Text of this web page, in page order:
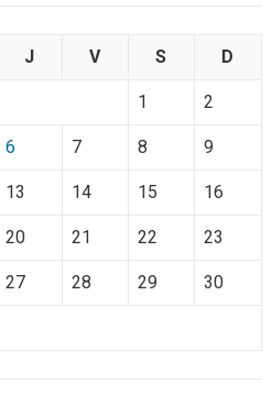
J V S D
1 2
6 7 8 9
13 14 15 16
20 21 22 23
27 28 29 30